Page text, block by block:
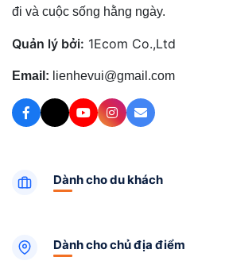
đi và cuộc sống hằng ngày.
Quản lý bởi: 1Ecom Co.,Ltd
Email: lienhevui@gmail.com
Dành cho du khách
Dành cho chủ địa điểm